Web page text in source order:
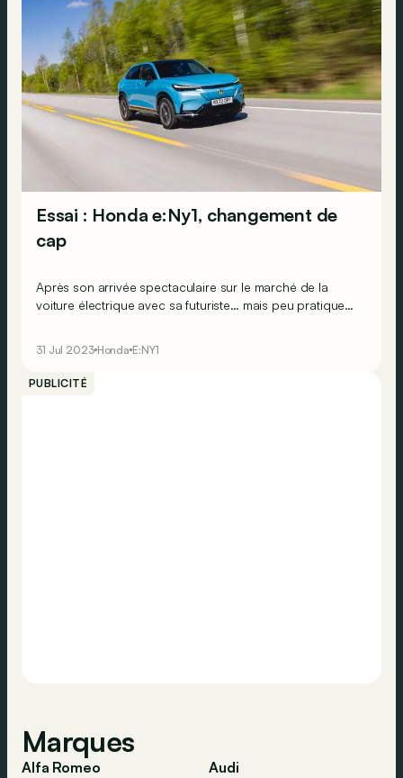
Essai : Honda e:Ny1, changement de
cap
Après son arrivée spectaculaire sur le marché de la
voiture électrique avec sa futuriste… mais peu pratique
polyvalent !
31 Jul 2023 Honda E:NY1
PUBLICITÉ
Marques
Alfa Romeo
Audi